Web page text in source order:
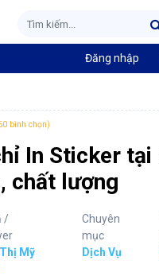
Đăng nhập
bình chọn)
In Sticker tại
chất lượng
/
Mỹ
Chuyên
mục
Dịch Vụ